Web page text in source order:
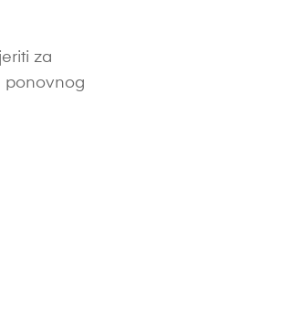
za
ponovnog